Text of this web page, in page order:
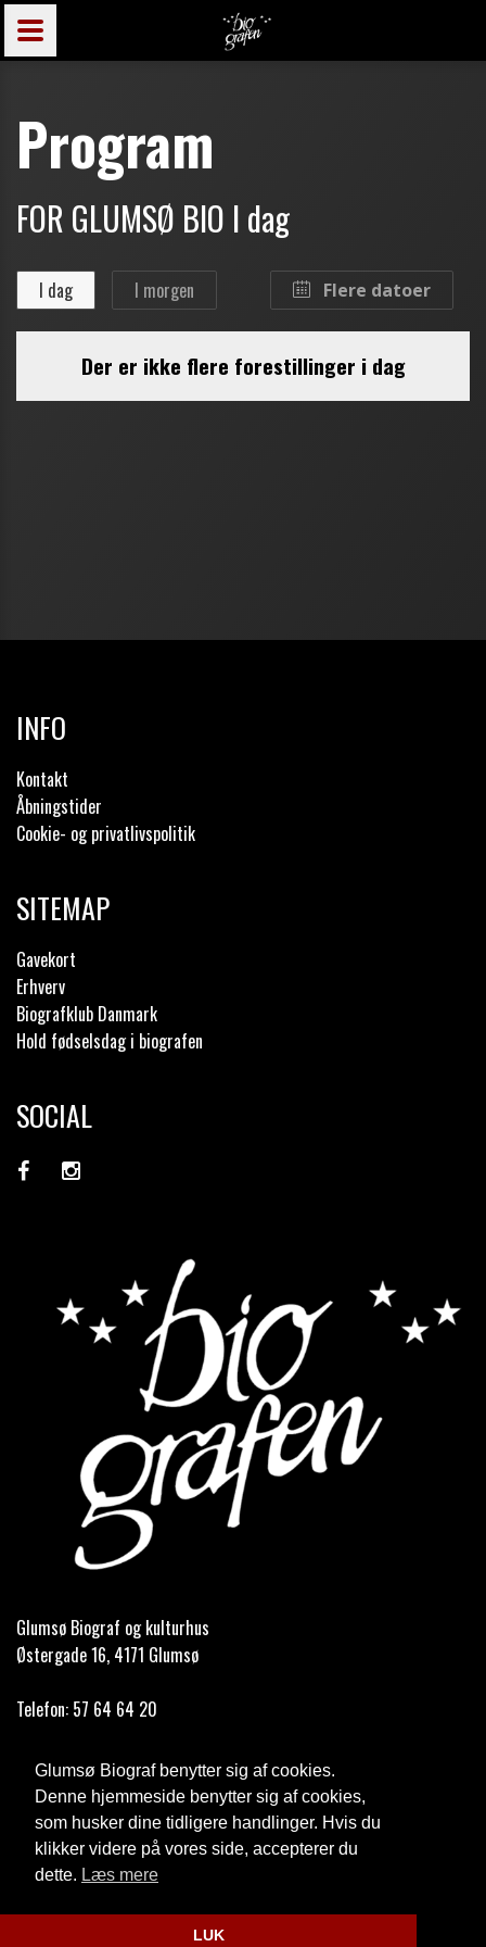
Glumsø Biograf benytter sig af cookies.
Denne hjemmeside benytter sig af cookies,
som husker dine tidligere handlinger. Hvis du
klikker videre på vores side, accepterer du
dette. Læs mere
LUK
INFO
Kontakt
Åbningstider
Cookie- og privatlivspolitik
SITEMAP
Gavekort
Erhverv
Biografklub Danmark
Hold fødselsdag i biografen
SOCIAL
Glumsø Biograf og kulturhus
Østergade 16, 4171 Glumsø
Telefon: 57 64 64 20
Åbningstider
Cookie- og privatlivspolitik